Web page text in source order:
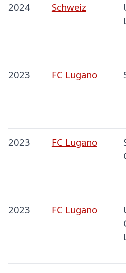
2024 Schweiz
2023 FC Lugano
2023 FC Lugano
2023 FC Lugano